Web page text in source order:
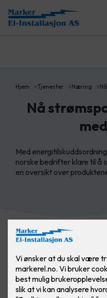
Hjem Tjenester Næring
Nå
Med
norske bedrifter klare til å
en oversikt over